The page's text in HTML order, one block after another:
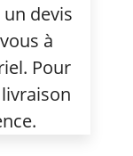
devis
à
Pour